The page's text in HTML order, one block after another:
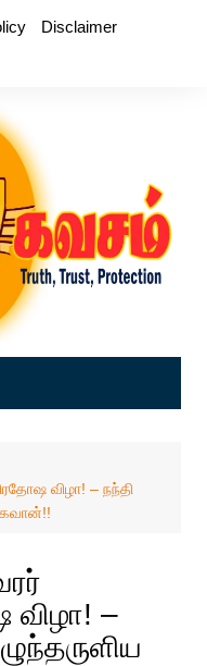
Disclaimer
விழா! – நந்தி
–